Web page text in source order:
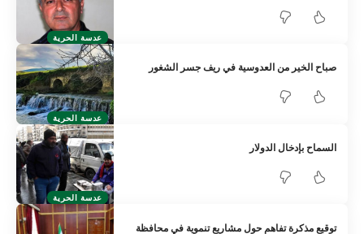
عدسة الحرية
عدسة الحرية
صباح الخير من العدوسية في ريف جسر الشغور
عدسة الحرية
السماح بإدخال الدولار
توقيع مذكرة تفاهم حول مشاريع تنموية في محافظة